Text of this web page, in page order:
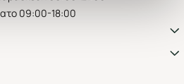
09:00-18:00